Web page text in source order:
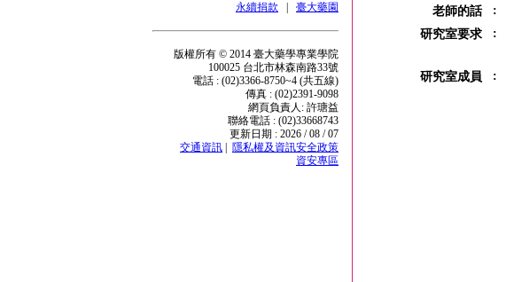
永續捐款
臺大藥園
版權所有 © 2014 臺大藥學專業學院
100025 台北市林森南路33號
電話 : (02)3366-8750~4 (共五線)
傳真 : (02)2391-9098
網頁負責人: 許瑭益
聯絡電話 : (02)33668743
更新日期 : 2026 / 08 / 07
交通資訊
隱私權及資訊安全政策
資安專區
老師的話
:
研究室要求
:
研究室成員
: